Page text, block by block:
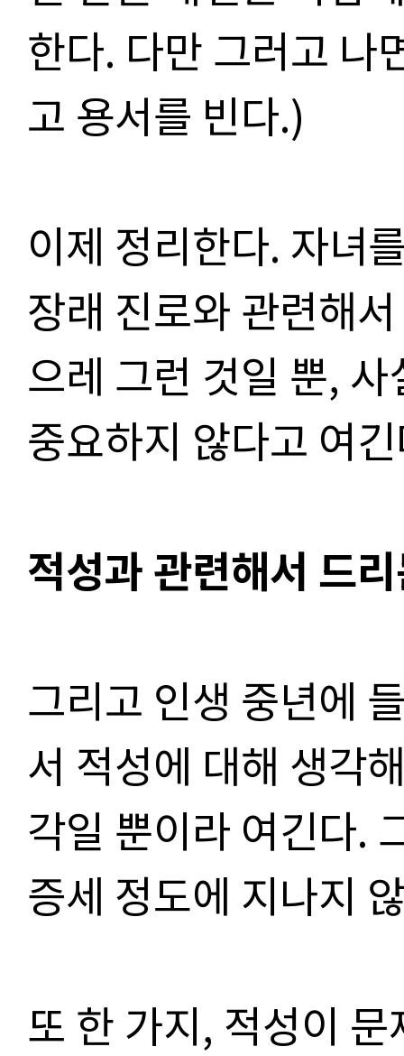
한다. 다만 그러고 나
고 용서를 빈다.)
이제 정리한다. 자녀
장래 진로와 관련해
으레 그런 것일 뿐,
중요하지 않다고 여
적성과 관련해서 드
그리고 인생 중년에
서 적성에 대해 생각
각일 뿐이라 여긴다.
증세 정도에 지나지
또 한 가지, 적성이